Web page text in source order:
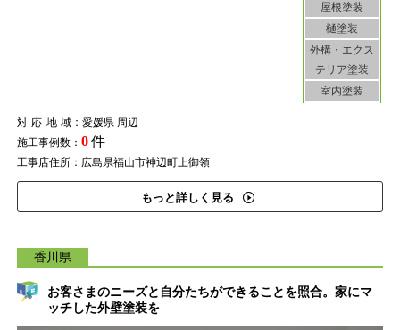
屋根塗装
樋塗装
外構・エクス
テリア塗装
室内塗装
対応地域：愛媛県 周辺
施工事例数： 0件
工事店住所：広島県福山市神辺町上御領
もっと詳しく見る
香川県
お客さまのニーズと自分たちができることを照合。家にマ
ッチした外壁塗装を